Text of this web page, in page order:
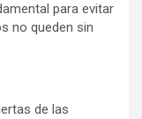
para evitar
no queden sin
de las